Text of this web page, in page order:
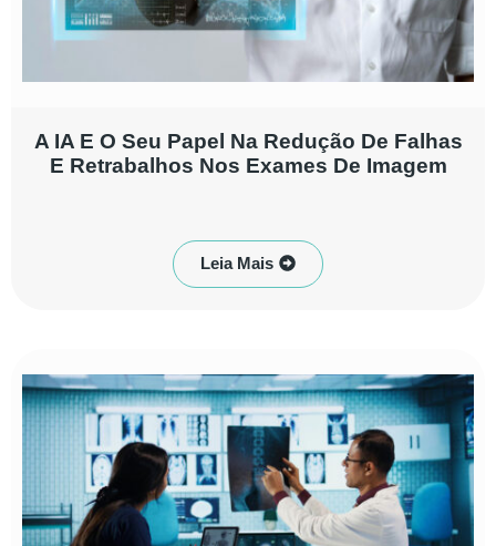
A IA E O Seu Papel Na Redução De Falhas
E Retrabalhos Nos Exames De Imagem
Leia Mais